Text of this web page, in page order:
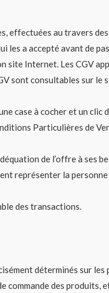
effectuées au travers
a accepté avant de
site Internet. Les CGV
sont consultables sur le
case à cocher et un
Particulières de
de l’offre à ses
représenter la
des transactions.
déterminés sur
des produits,